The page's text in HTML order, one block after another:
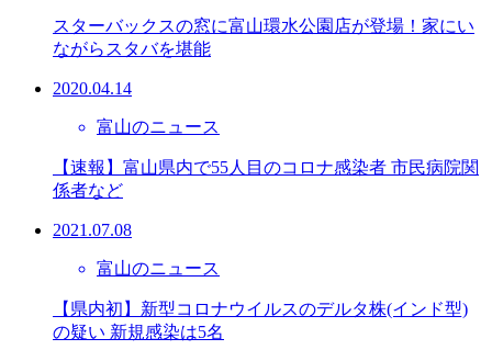
スターバックスの窓に富山環水公園店が登場！家にい
ながらスタバを堪能
2020.04.14
富山のニュース
【速報】富山県内で55人目のコロナ感染者 市民病院関
係者など
2021.07.08
富山のニュース
【県内初】新型コロナウイルスのデルタ株(インド型)
の疑い 新規感染は5名